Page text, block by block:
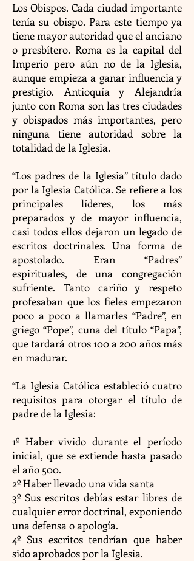
Los Obispos. Cada ciudad importante
tenía su obispo. Para este tiempo ya
tiene mayor autoridad que el anciano
o presbítero. Roma es la capital del
Imperio pero aún no de la Iglesia,
aunque empieza a ganar influencia y
prestigio. Antioquía y Alejandría
junto con Roma son las tres ciudades
y obispados más importantes, pero
ninguna tiene autoridad sobre la
totalidad de la Iglesia.
“Los padres de la Iglesia” título dado
por la Iglesia Católica. Se refiere a los
principales líderes, los más
preparados y de mayor influencia,
casi todos ellos dejaron un legado de
escritos doctrinales. Una forma de
apostolado. Eran “Padres”
espirituales, de una congregación
sufriente. Tanto cariño y respeto
profesaban que los fieles empezaron
poco a poco a llamarles “Padre”, en
griego “Pope”, cuna del título “Papa”,
que tardará otros 100 a 200 años más
en madurar.
“La Iglesia Católica estableció cuatro
requisitos para otorgar el título de
padre de la Iglesia:
1º Haber vivido durante el período
inicial, que se extiende hasta pasado
el año 500.
2º Haber llevado una vida santa
3º Sus escritos debías estar libres de
cualquier error doctrinal, exponiendo
una defensa o apología.
4º Sus escritos tendrían que haber
sido aprobados por la Iglesia.